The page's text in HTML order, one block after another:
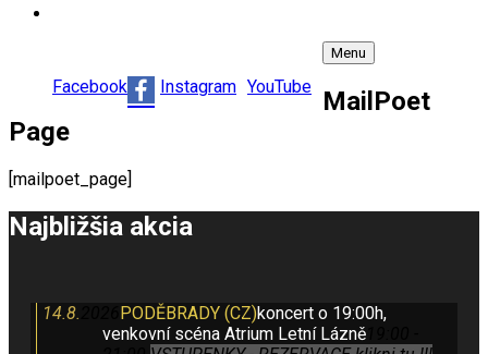
Košík
Facebook Instagram YouTube
Menu
MailPoet
Page
[mailpoet_page]
Najbližšia akcia
14.8. PODĚBRADY (CZ)koncert o 19:00h,
venkovní scéna Atrium Letní Lázně